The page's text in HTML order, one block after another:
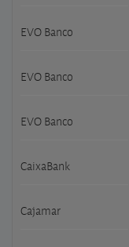
EVO Banco
EVO Banco
EVO Banco
CaixaBank
Cajamar